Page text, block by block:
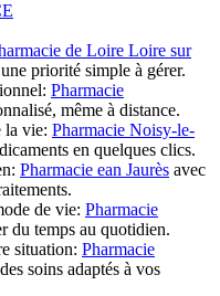
de Loire Loire sur
priorité simple à gérer.
Pharmacie
même à distance.
la vie: Pharmacie Noisy-le-
en quelques clics.
Pharmacie ean Jaurès avec
de vie: Pharmacie
du temps au quotidien.
situation: Pharmacie
soins adaptés à vos